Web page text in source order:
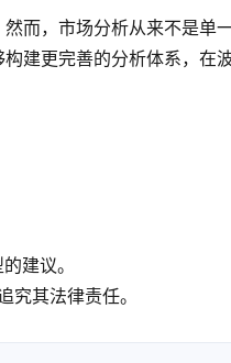
而，市场分析从来不是单
建更完善的分析体系，在
建议。
其法律责任。